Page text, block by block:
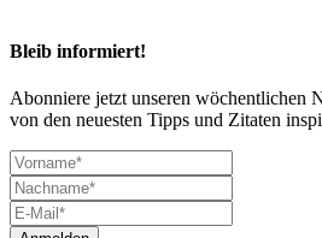
Bleib informiert!
Abonniere jetzt unseren wöchentlichen
von den neuesten Tipps und Zitaten